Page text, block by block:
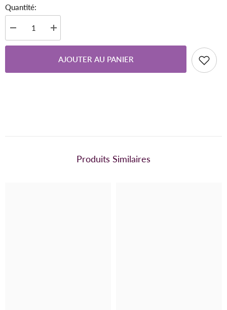
Quantité:
Diminuer
la
quantité
Augmenter
la
quantité
G17
AJOUTER AU PANIER
Produits Similaires